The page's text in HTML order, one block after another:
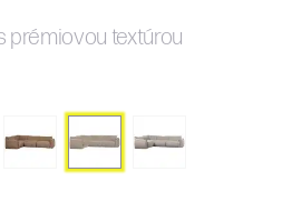
prémiovou textúrou